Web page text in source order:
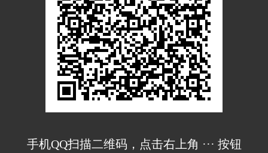
手机QQ扫描二维码，点击右上角 ··· 按钮